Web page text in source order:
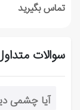
تماس بگیرید
سوالات
آیا چشمی